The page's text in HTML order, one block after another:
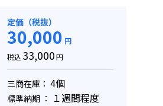
定価（税抜）
30,000 円
税込 33,000円
三商在庫： 4個
標準納期 ： １週間程度